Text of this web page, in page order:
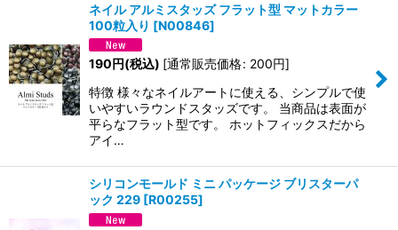
ネイル アルミスタッズ フラット型 マットカラー
100粒入り [N00846]
190円(税込) [通常販売価格: 200円]
特徴 様々なネイルアートに使える、シンプルで使
いやすいラウンドスタッズです。 当商品は表面が
平らなフラット型です。 ホットフィックスだから
アイ…
シリコンモールド ミニ パッケージ ブリスターパ
ック 229 [R00255]